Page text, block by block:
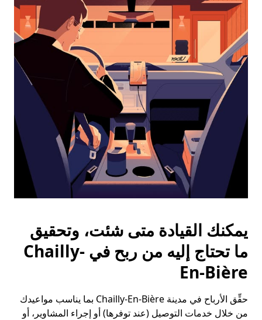
التاريخ.
اضغط
على
زر
الخروج
لإغلاق
التقويم.
يمكنك القيادة متى شئت، وتحقيق
ما تحتاج إليه من ربح في Chailly-
En-Bière
حقِّق الأرباح في مدينة Chailly-En-Bière بما يناسب مواعيدك
من خلال خدمات التوصيل (عند توفرها) أو إجراء المشاوير، أو